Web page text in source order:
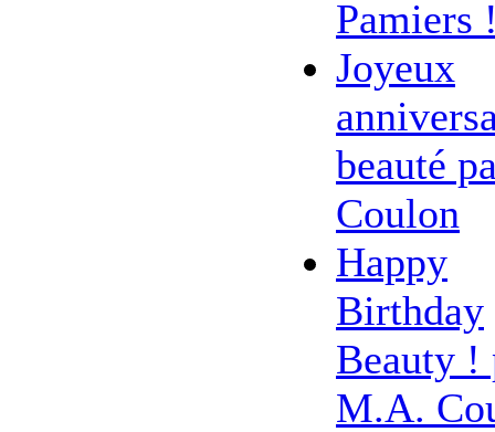
Pamiers
Joyeux
beauté
Coulon
Happy
Birthday
Beauty !
M.A.